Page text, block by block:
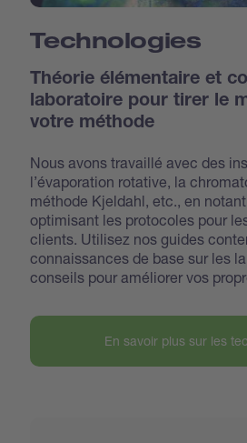
Technologies
Théorie élémentaire et
laboratoire pour tirer le
votre méthode
Nous avons travaillé avec des
l’évaporation rotative, la
méthode Kjeldahl, etc., en
optimisant les protocoles pour
clients. Utilisez nos guides
connaissances de base sur les
conseils pour améliorer vos
En savoir plus sur les